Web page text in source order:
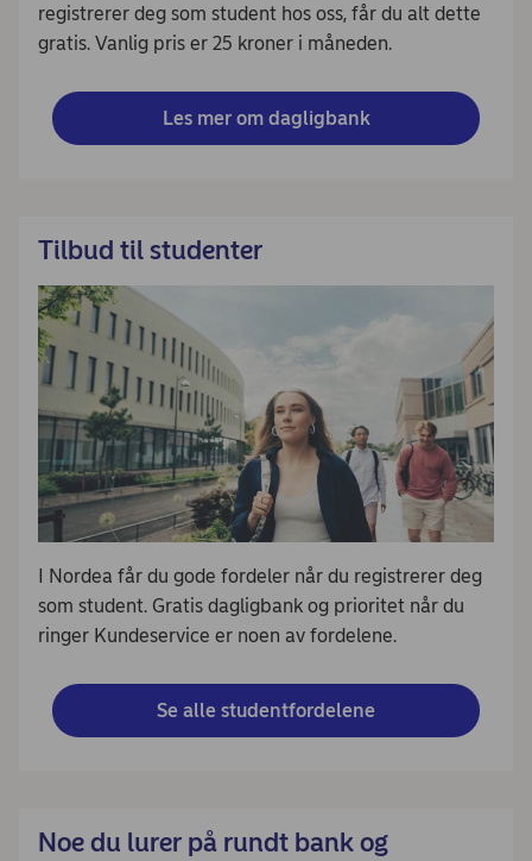
registrerer deg som student hos oss, får du alt dette
gratis. Vanlig pris er 25 kroner i måneden.
Les mer om dagligbank
Tilbud til studenter
I Nordea får du gode fordeler når du registrerer deg
som student. Gratis dagligbank og prioritet når du
ringer Kundeservice er noen av fordelene.
Se alle studentfordelene
Noe du lurer på rundt bank og